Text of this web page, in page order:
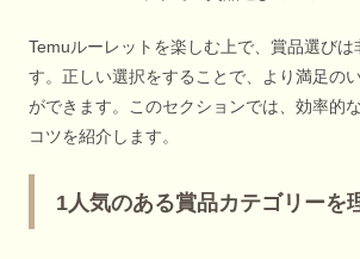
Temuルーレットを楽しむ上で、賞品選び
す。正しい選択をすることで、より満足の
ができます。このセクションでは、効率的
コツを紹介します。
1人気のある賞品カテゴリーを